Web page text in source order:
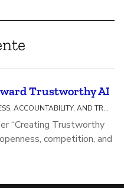
Trustworthy AI
AI FAIRNESS, ACCOUNTABILITY, AND TRANSPARENCY / MEANINGFUL AI TRANSPARENCY
“Creating Trustworthy
competition, and